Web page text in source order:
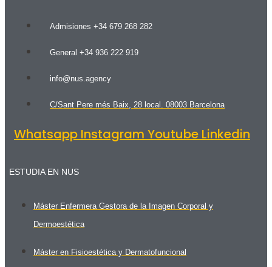
Admisiones +34 679 268 282
General +34 936 222 919
info@nus.agency
C/Sant Pere més Baix, 28 local. 08003 Barcelona
Whatsapp Instagram Youtube Linkedin
ESTUDIA EN NUS
Máster Enfermera Gestora de la Imagen Corporal y
Dermoestética
Máster en Fisioestética y Dermatofuncional